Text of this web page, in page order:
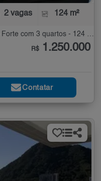
2 vagas 124 m²
R$ 1.250.000
Contatar